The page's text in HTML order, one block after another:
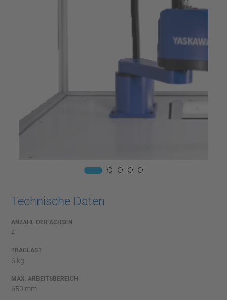
Technische Daten
ANZAHL DER ACHSEN
4
TRAGLAST
6 kg
MAX. ARBEITSBEREICH
650 mm